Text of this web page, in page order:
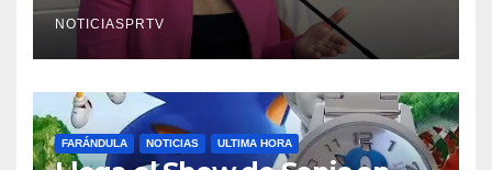
NOTICIASPRTV
FARÁNDULA NOTICIAS ULTIMA HORA